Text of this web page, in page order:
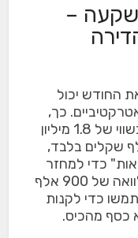
–
החודש יכול
כך,
למשל, בני זוג שבבעלותם דירה בשווי של 1.8 מיליון
עם משכנתא של 300 אלף שקלים בלבד,
כדי למחזר
את המשכנתא הקיימת ולקבל הלוואה של 900 אלף
כדי לקנות
כסף מהכיס.